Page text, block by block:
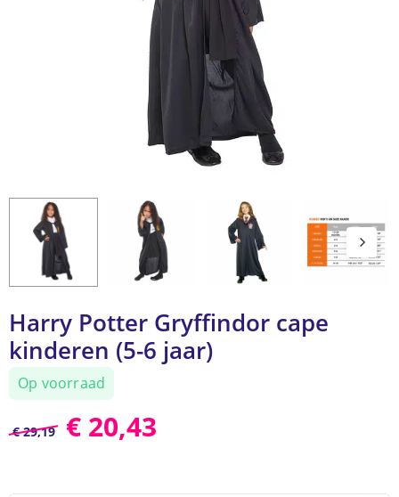
Harry Potter Gryffindor cape
kinderen (5-6 jaar)
Op voorraad
€29,19 € 20,43